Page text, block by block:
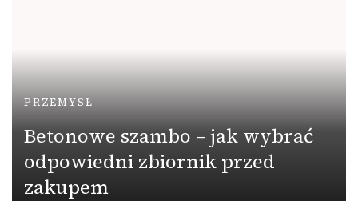
PRZEMYSŁ
Betonowe szambo – jak wybrać
odpowiedni zbiornik przed
zakupem